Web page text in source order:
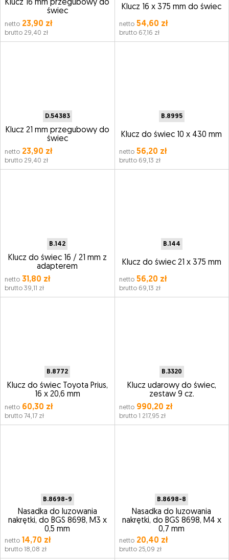
Klucz 16 mm przegubowy do
świec
netto 23,90 zł
brutto 29,40 zł
Klucz 16 x 375 mm do świec
netto54,60 zł
brutto 67,16 zł
D.54383
Klucz 21 mm przegubowy do
świec
netto 23,90 zł
brutto 29,40 zł
B.8995
Klucz do świec 10 x 430 mm
netto56,20 zł
brutto 69,13 zł
B.142
Klucz do świec 16 / 21 mm z
adapterem
netto 31,80 zł
brutto 39,11 zł
B.144
Klucz do świec 21 x 375 mm
netto56,20 zł
brutto 69,13 zł
B.8772
Klucz do świec Toyota Prius,
16 x 20,6 mm
netto 60,30 zł
brutto 74,17 zł
B.3320
Klucz udarowy do świec,
zestaw 9 cz.
netto990,20 zł
brutto 1 217,95 zł
B.8698-9
Nasadka do luzowania
nakrętki, do BGS 8698, M3 x
0,5 mm
netto 14,70 zł
brutto 18,08 zł
B.8698-8
Nasadka do luzowania
nakrętki, do BGS 8698, M4 x
0,7 mm
netto20,40 zł
brutto 25,09 zł